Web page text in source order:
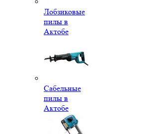
Лобзиковые
пилы в
Актобе
Сабельные
пилы в
Актобе